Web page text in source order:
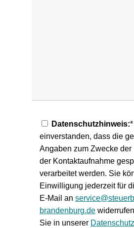
Datenschutzhinweis:
einverstanden, dass die
Angaben zum Zwecke der
der Kontaktaufnahme
verarbeitet werden. Sie
Einwilligung jederzeit für
E-Mail an
brandenburg.de
Sie in unserer